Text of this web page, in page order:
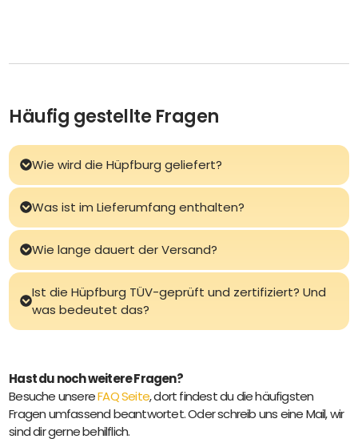
Häufig gestellte Fragen
Wie wird die Hüpfburg geliefert?
Was ist im Lieferumfang enthalten?
Wie lange dauert der Versand?
Ist die Hüpfburg TÜV-geprüft und zertifiziert? Und
was bedeutet das?
Hast du noch weitere Fragen?
Besuche unsereFAQ Seite, dort findest du die häufigsten
Fragen umfassend beantwortet. Oder schreib uns eine Mail, wir
sind dir gerne behilflich.